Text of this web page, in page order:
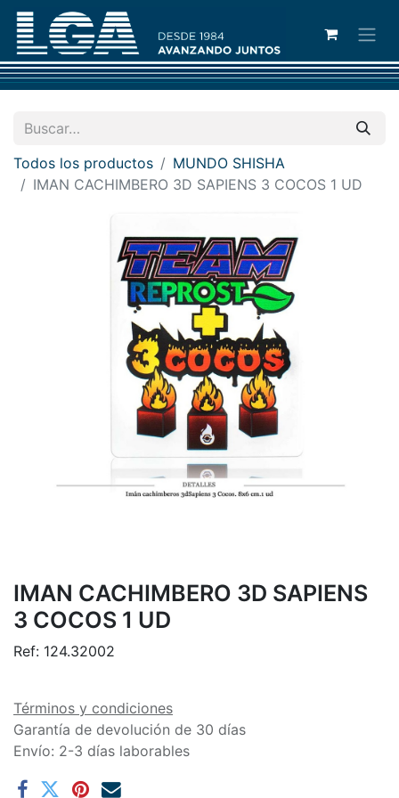
Todos los productos
MUNDO SHISHA
IMAN CACHIMBERO 3D SAPIENS 3 COCOS 1 UD
IMAN CACHIMBERO 3D SAPIENS
3 COCOS 1 UD
Ref: 124.32002
Términos y condiciones
Garantía de devolución de 30 días
Envío: 2-3 días laborables